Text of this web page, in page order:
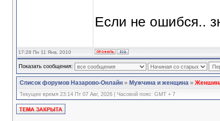
Если не ошибся..
17:28 Пн 11 Янв, 2010
Показать сообщения:
Список форумов Назарово-Онлайн»Мужчина и женщина»
Текущее время 23:14 Пт 07 Авг, 2026 | Часовой пояс: GMT + 7